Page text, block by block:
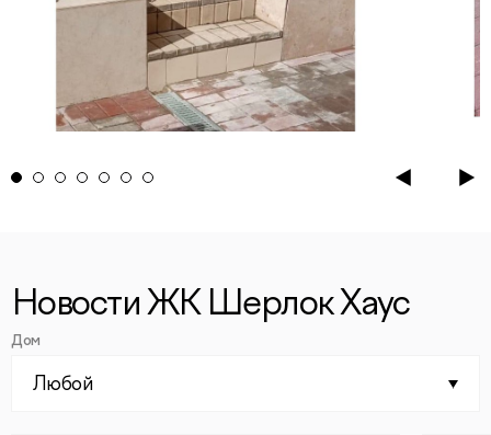
Новости ЖК Шерлок Хаус
Дом
Любой